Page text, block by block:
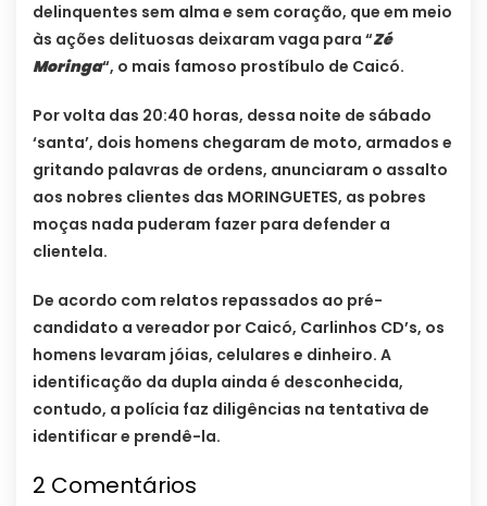
delinquentes sem alma e sem coração, que em meio
às ações delituosas deixaram vaga para “Zé
Moringa“, o mais famoso prostíbulo de Caicó.
Por volta das 20:40 horas, dessa noite de sábado
‘santa’, dois homens chegaram de moto, armados e
gritando palavras de ordens, anunciaram o assalto
aos nobres clientes das MORINGUETES, as pobres
moças nada puderam fazer para defender a
clientela.
De acordo com relatos repassados ao pré-
candidato a vereador por Caicó, Carlinhos CD’s, os
homens levaram jóias, celulares e dinheiro. A
identificação da dupla ainda é desconhecida,
contudo, a polícia faz diligências na tentativa de
identificar e prendê-la.
2 Comentários